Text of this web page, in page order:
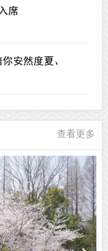
席
安然度夏、
查看更多